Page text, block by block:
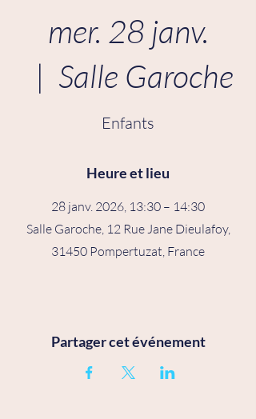
mer. 28 janv.
  |
Salle Garoche
Enfants
Heure et lieu
28 janv. 2026, 13:30 – 14:30
Salle Garoche, 12 Rue Jane Dieulafoy,
31450 Pompertuzat, France
Partager cet événement